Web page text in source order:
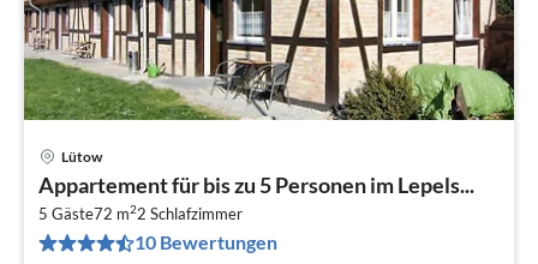
Lütow
Appartement für bis zu 5 Personen im Lepels...
5 Gäste72 m22 Schlafzimmer
10 Bewertungen